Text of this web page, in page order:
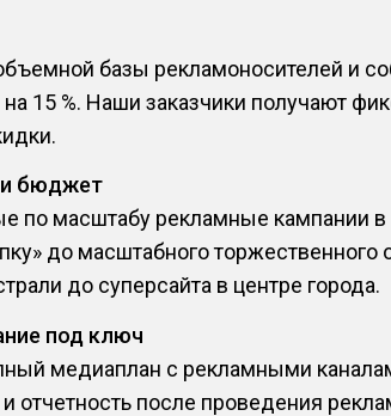
базы рекламоносителей и
15 %. Наши заказчики получают
бюджет
по масштабу рекламные кампании в
до масштабного
до суперсайта в центре города.
под ключ
медиаплан с рекламными
отчетность после проведения